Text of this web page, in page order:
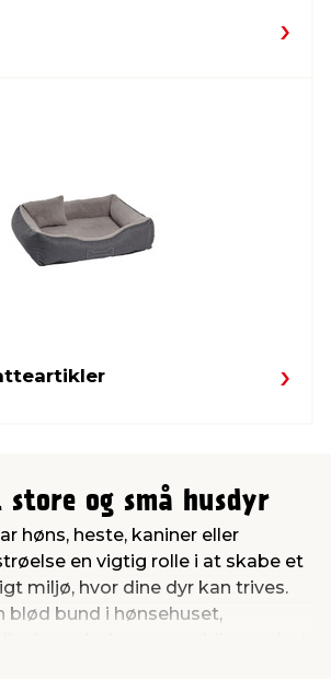
og små husdyr
høns, heste, kaniner eller
en vigtig rolle i at skabe et
miljø, hvor dine dyr kan trives.
blød bund i hønsehuset,
mindsker lugt og gør det